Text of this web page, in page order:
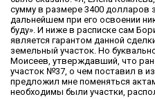
сумму в размере 3400 долларов
дальнейшем при его освоении
буду». И ниже в расписке сам
является гарантом данной
земельный участок. Но
Моисеев, утверждавший, что
участок №37, о чем поставил в
предложил мне поменяться
необходимы были участки,